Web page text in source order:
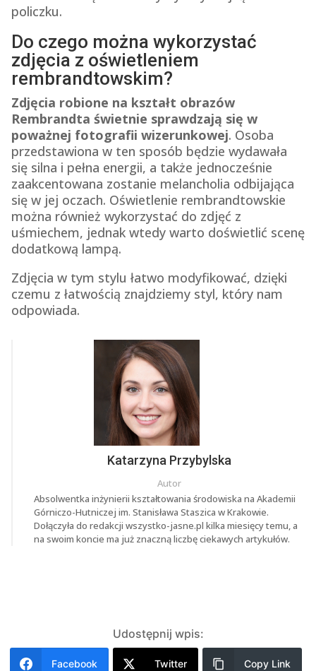
policzku.
Do czego można wykorzystać
zdjęcia z oświetleniem
rembrandtowskim?
Zdjęcia robione na kształt obrazów
Rembrandta świetnie sprawdzają się w
poważnej fotografii wizerunkowej. Osoba
przedstawiona w ten sposób będzie wydawała
się silna i pełna energii, a także jednocześnie
zaakcentowana zostanie melancholia odbijająca
się w jej oczach. Oświetlenie rembrandtowskie
można również wykorzystać do zdjęć z
uśmiechem, jednak wtedy warto doświetlić scenę
dodatkową lampą.
Zdjęcia w tym stylu łatwo modyfikować, dzięki
czemu z łatwością znajdziemy styl, który nam
odpowiada.
Katarzyna Przybylska
Autor
Absolwentka inżynierii kształtowania środowiska na Akademii
Górniczo-Hutniczej im. Stanisława Staszica w Krakowie.
Dołączyła do redakcji wszystko-jasne.pl kilka miesięcy temu, a
na swoim koncie ma już znaczną liczbę ciekawych artykułów.
Udostępnij wpis:
Facebook Twitter Copy Link